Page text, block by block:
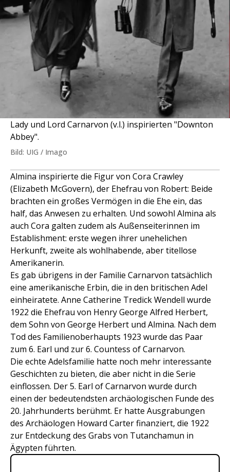
Lady und Lord Carnarvon (v.l.) inspirierten "Downton
Abbey".
Bild: UIG / Imago
Almina inspirierte die Figur von Cora Crawley
(Elizabeth McGovern), der Ehefrau von Robert: Beide
brachten ein großes Vermögen in die Ehe ein, das
half, das Anwesen zu erhalten. Und sowohl Almina als
auch Cora galten zudem als Außenseiterinnen im
Establishment: erste wegen ihrer unehelichen
Herkunft, zweite als wohlhabende, aber titellose
Amerikanerin.
Es gab übrigens in der Familie Carnarvon tatsächlich
eine amerikanische Erbin, die in den britischen Adel
einheiratete. Anne Catherine Tredick Wendell wurde
1922 die Ehefrau von Henry George Alfred Herbert,
dem Sohn von George Herbert und Almina. Nach dem
Tod des Familienoberhaupts 1923 wurde das Paar
zum 6. Earl und zur 6. Countess of Carnarvon.
Die echte Adelsfamilie hatte noch mehr interessante
Geschichten zu bieten, die aber nicht in die Serie
einflossen. Der 5. Earl of Carnarvon wurde durch
einen der bedeutendsten archäologischen Funde des
20. Jahrhunderts berühmt. Er hatte Ausgrabungen
des Archäologen Howard Carter finanziert, die 1922
zur Entdeckung des Grabs von Tutanchamun in
Ägypten führten.